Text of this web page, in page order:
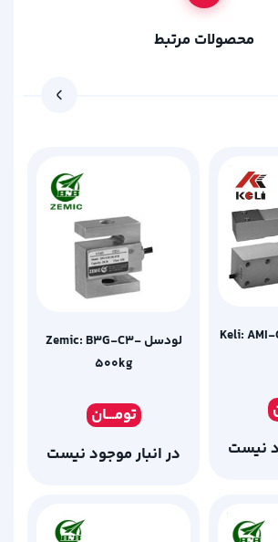
محصولات مرتبط
نیست
لودسل Zemic: B3G-C3-
500kg
تومـــان
در انبار موجود نیست